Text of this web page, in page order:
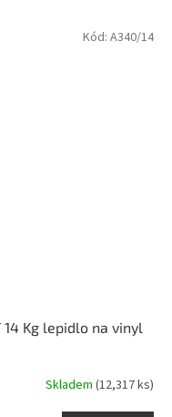
14 Kg lepidlo na vinyl
Skladem (12,317 ks)
Kód: A340/14